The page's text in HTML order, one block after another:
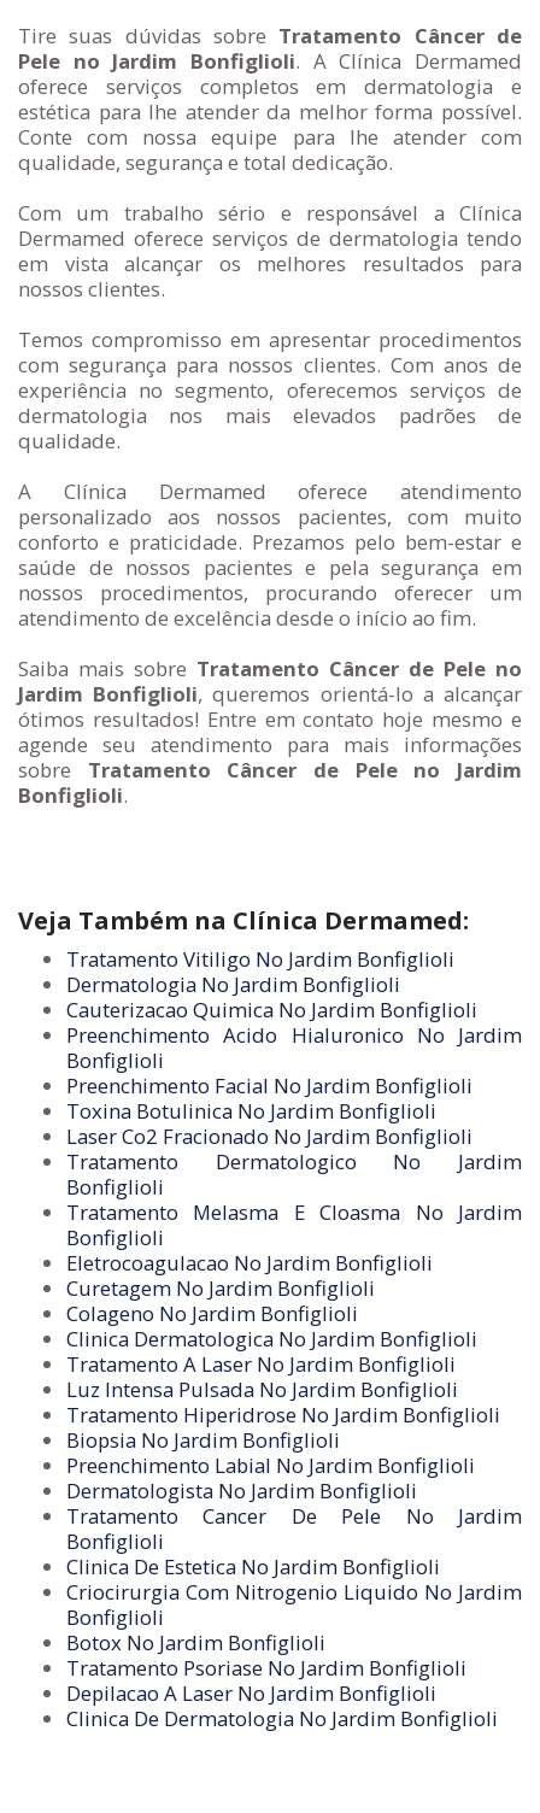
Tire suas dúvidas sobre Tratamento Câncer de
Pele no Jardim Bonfiglioli. A Clínica Dermamed
oferece serviços completos em dermatologia e
estética para lhe atender da melhor forma possível.
Conte com nossa equipe para lhe atender com
qualidade, segurança e total dedicação.
Com um trabalho sério e responsável a Clínica
Dermamed oferece serviços de dermatologia tendo
em vista alcançar os melhores resultados para
nossos clientes.
Temos compromisso em apresentar procedimentos
com segurança para nossos clientes. Com anos de
experiência no segmento, oferecemos serviços de
dermatologia nos mais elevados padrões de
qualidade.
A Clínica Dermamed oferece atendimento
personalizado aos nossos pacientes, com muito
conforto e praticidade. Prezamos pelo bem-estar e
saúde de nossos pacientes e pela segurança em
nossos procedimentos, procurando oferecer um
atendimento de excelência desde o início ao fim.
Saiba mais sobre Tratamento Câncer de Pele no
Jardim Bonfiglioli, queremos orientá-lo a alcançar
ótimos resultados! Entre em contato hoje mesmo e
agende seu atendimento para mais informações
sobre Tratamento Câncer de Pele no Jardim
Bonfiglioli.
Veja Também na Clínica Dermamed:
Tratamento Vitiligo No Jardim Bonfiglioli
Dermatologia No Jardim Bonfiglioli
Cauterizacao Quimica No Jardim Bonfiglioli
Preenchimento Acido Hialuronico No Jardim
Bonfiglioli
Preenchimento Facial No Jardim Bonfiglioli
Toxina Botulinica No Jardim Bonfiglioli
Laser Co2 Fracionado No Jardim Bonfiglioli
Tratamento Dermatologico No Jardim
Bonfiglioli
Tratamento Melasma E Cloasma No Jardim
Bonfiglioli
Eletrocoagulacao No Jardim Bonfiglioli
Curetagem No Jardim Bonfiglioli
Colageno No Jardim Bonfiglioli
Clinica Dermatologica No Jardim Bonfiglioli
Tratamento A Laser No Jardim Bonfiglioli
Luz Intensa Pulsada No Jardim Bonfiglioli
Tratamento Hiperidrose No Jardim Bonfiglioli
Biopsia No Jardim Bonfiglioli
Preenchimento Labial No Jardim Bonfiglioli
Dermatologista No Jardim Bonfiglioli
Tratamento Cancer De Pele No Jardim
Bonfiglioli
Clinica De Estetica No Jardim Bonfiglioli
Criocirurgia Com Nitrogenio Liquido No Jardim
Bonfiglioli
Botox No Jardim Bonfiglioli
Tratamento Psoriase No Jardim Bonfiglioli
Depilacao A Laser No Jardim Bonfiglioli
Clinica De Dermatologia No Jardim Bonfiglioli